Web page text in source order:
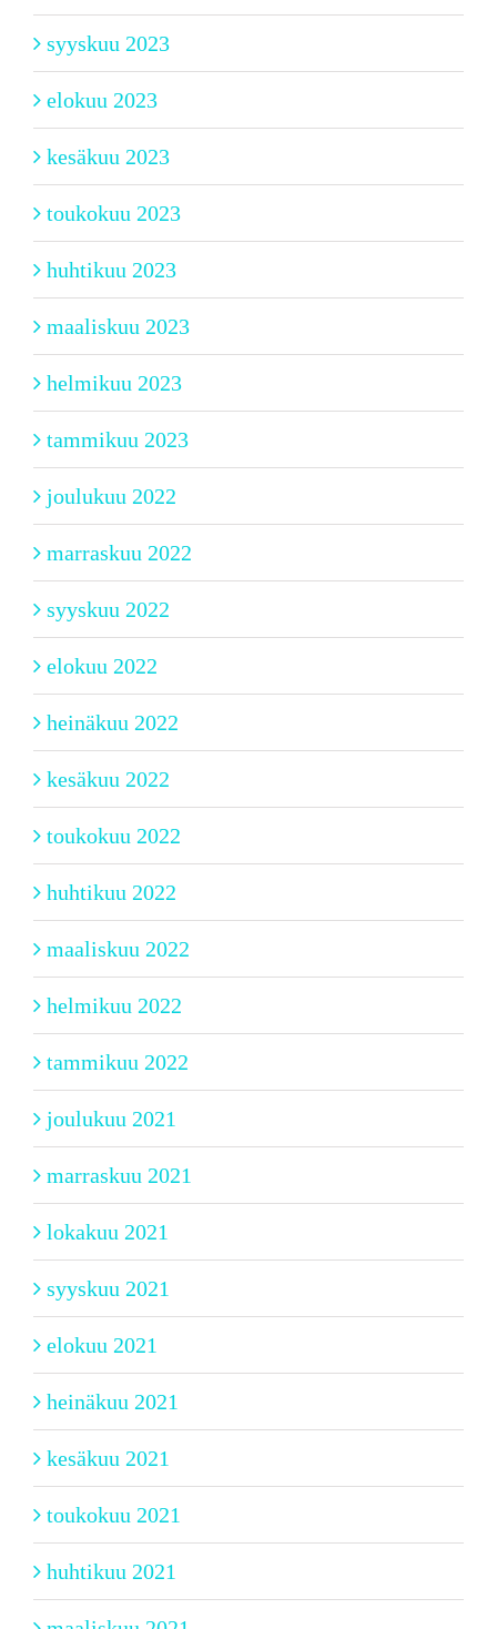
syyskuu 2023
elokuu 2023
kesäkuu 2023
toukokuu 2023
huhtikuu 2023
maaliskuu 2023
helmikuu 2023
tammikuu 2023
joulukuu 2022
marraskuu 2022
syyskuu 2022
elokuu 2022
heinäkuu 2022
kesäkuu 2022
toukokuu 2022
huhtikuu 2022
maaliskuu 2022
helmikuu 2022
tammikuu 2022
joulukuu 2021
marraskuu 2021
lokakuu 2021
syyskuu 2021
elokuu 2021
heinäkuu 2021
kesäkuu 2021
toukokuu 2021
huhtikuu 2021